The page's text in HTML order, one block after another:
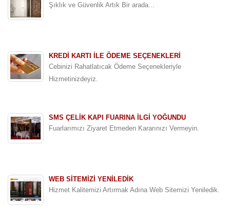
Şıklık ve Güvenlik Artık Bir arada...
KREDİ KARTI İLE ÖDEME SEÇENEKLERİ
Cebinizi Rahatlatıcak Ödeme Seçenekleriyle
Hizmetinizdeyiz.
SMS ÇELİK KAPI FUARINA İLGİ YOĞUNDU
Fuarlarımızı Ziyaret Etmeden Kararınızı Vermeyin.
WEB SİTEMİZİ YENİLEDİK
Hizmet Kalitemizi Artırmak Adına Web Sitemizi Yeniledik.